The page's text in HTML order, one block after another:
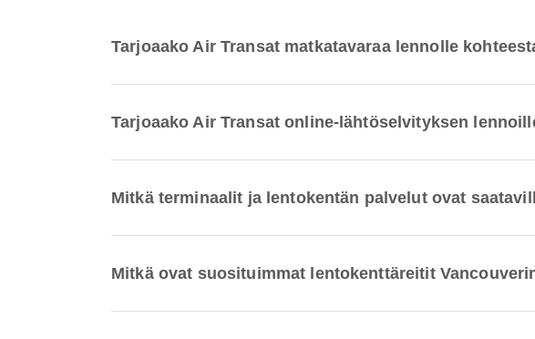
Tarjoaako Air Transat matkatavaraa lennolle
Tarjoaako Air Transat online-lähtöselvityksen
Mitkä terminaalit ja lentokentän palvelut ovat
Mitkä ovat suosituimmat lentokenttäreitit